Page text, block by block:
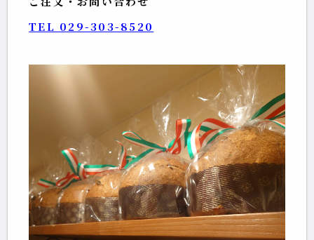
TEL 029-303-8520